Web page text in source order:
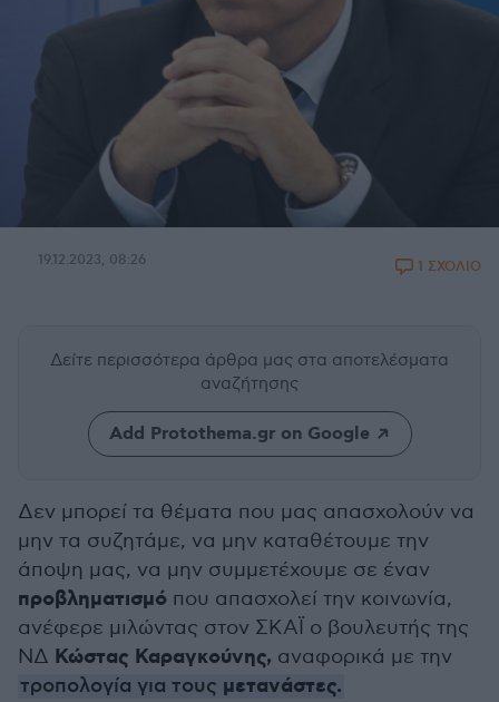
19.12.2023, 08:26 1 ΣΧΟΛΙΟ
Δείτε περισσότερα άρθρα μας στα αποτελέσματα
αναζήτησης
Add Protothema.gr on Google
Δεν μπορεί τα θέματα που μας απασχολούν να
μην τα συζητάμε, να μην καταθέτουμε την
άποψη μας, να μην συμμετέχουμε σε έναν
προβληματισμό που απασχολεί την κοινωνία,
ανέφερε μιλώντας στον ΣΚΑΪ ο βουλευτής της
ΝΔ Κώστας Καραγκούνης, αναφορικά με την
τροπολογία για τους μετανάστες.